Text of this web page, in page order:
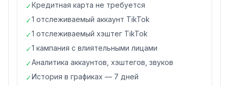
✓Кредитная карта не требуется
✓1 отслеживаемый аккаунт TikTok
✓1 отслеживаемый хэштег TikTok
✓1 кампания с влиятельными лицами
✓Аналитика аккаунтов, хэштегов, звуков
✓История в графиках — 7 дней